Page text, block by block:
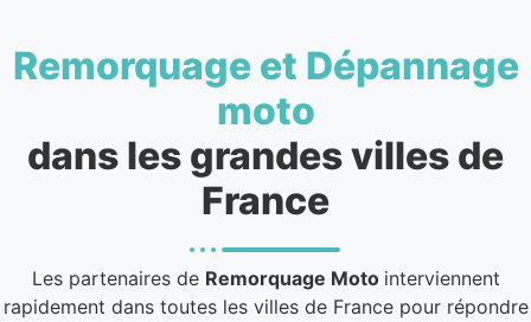
Remorquage et Dépannage
moto
dans les grandes villes de
France
Les partenaires de Remorquage Moto interviennent
rapidement dans toutes les villes de France pour répondre